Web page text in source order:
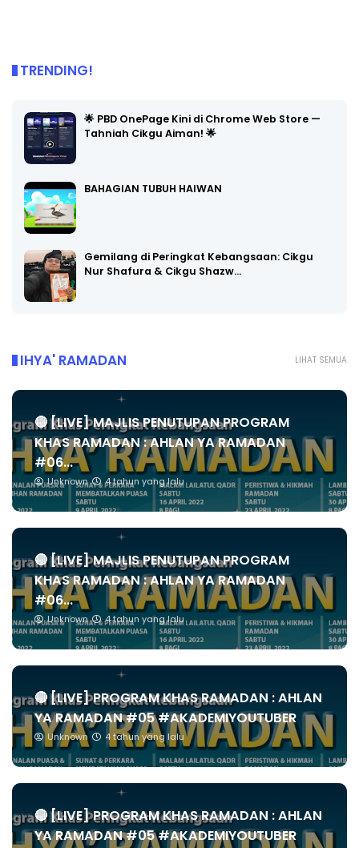
TRENDING!
🌟 PBD OnePage Kini di Chrome Web Store —
Tahniah Cikgu Aiman! 🌟
BAHAGIAN TUBUH HAIWAN
Gemilang di Peringkat Kebangsaan: Cikgu
Nur Shafura & Cikgu Shazw…
LIHAT SEMUA
IHYA' RAMADAN
🔴 [LIVE] MAJLIS PENUTUPAN PROGRAM
KHAS RAMADAN : AHLAN YA RAMADAN
#06...
Unknown 4 tahun yang lalu
🔴 [LIVE] MAJLIS PENUTUPAN PROGRAM
KHAS RAMADAN : AHLAN YA RAMADAN
#06...
Unknown 4 tahun yang lalu
🔴 [LIVE] PROGRAM KHAS RAMADAN : AHLAN
YA RAMADAN #05 #AKADEMIYOUTUBER
Unknown 4 tahun yang lalu
🔴 [LIVE] PROGRAM KHAS RAMADAN : AHLAN
YA RAMADAN #05 #AKADEMIYOUTUBER